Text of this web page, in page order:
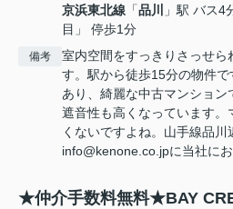
京浜東北線 「品川
」駅 バス4
目」 停歩1分
備考
室内空間をすっきりさっせ
す。駅から徒歩15分の物件
あり、綺麗な中古マンション
遮音性も高くなっています。
くないですよね。山手線品川
info@kenone.co.jpに当社に
★仲介手数料無料★BAY